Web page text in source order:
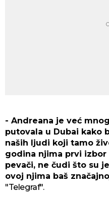
- Andreana je već
putovala u Dubai kako
naših ljudi koji tamo
godina njima prvi izbor
pevači, ne čudi što su
ovoj njima baš
"Telegraf".